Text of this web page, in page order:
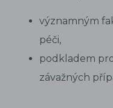
významným
péči,
podkladem
závažných